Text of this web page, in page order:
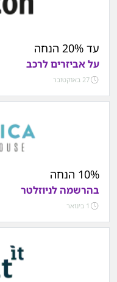
עד 20% הנחה
על אביזרים לרכב
27 באוקטובר
10% הנחה
בהרשמה לניוזלטר
1 בינואר